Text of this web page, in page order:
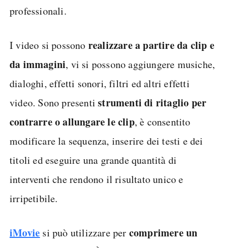
professionali.
I video si possono realizzare a partire da clip e
da immagini, vi si possono aggiungere musiche,
dialoghi, effetti sonori, filtri ed altri effetti
video. Sono presentistrumenti di ritaglio per
contrarre o allungare le clip, è consentito
modificare la sequenza, inserire dei testi e dei
titoli ed eseguire una grande quantità di
interventi che rendono il risultato unico e
irripetibile.
iMovie si può utilizzare per comprimere un